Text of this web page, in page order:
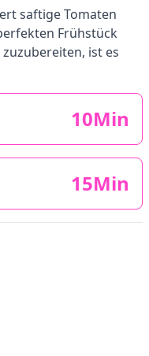
saftige Tomaten
Frühstück
ist es
10Min
15Min